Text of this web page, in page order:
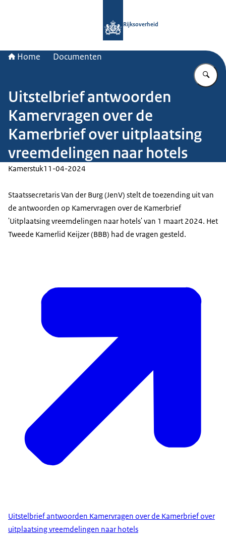
Rijksoverheid
Home Documenten
Uitstelbrief antwoorden
Kamervragen over de
Kamerbrief over uitplaatsing
vreemdelingen naar hotels
Kamerstuk11-04-2024
Staatssecretaris Van der Burg (JenV) stelt de toezending uit van
de antwoorden op Kamervragen over de Kamerbrief
'Uitplaatsing vreemdelingen naar hotels' van 1 maart 2024. Het
Tweede Kamerlid Keijzer (BBB) had de vragen gesteld.
Uitstelbrief antwoorden Kamervragen over de Kamerbrief over
uitplaatsing vreemdelingen naar hotels